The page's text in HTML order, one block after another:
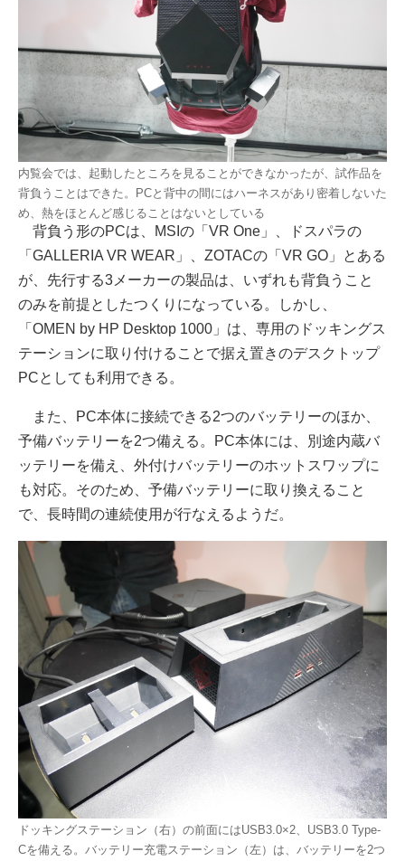
内覧会では、起動したところを見ることができなかったが、試作品を
背負うことはできた。PCと背中の間にはハーネスがあり密着しないた
め、熱をほとんど感じることはないとしている
背負う形のPCは、MSIの「VR One」、ドスパラの
「GALLERIA VR WEAR」、ZOTACの「VR GO」とある
が、先行する3メーカーの製品は、いずれも背負うこと
のみを前提としたつくりになっている。しかし、
「OMEN by HP Desktop 1000」は、専用のドッキングス
テーションに取り付けることで据え置きのデスクトップ
PCとしても利用できる。
また、PC本体に接続できる2つのバッテリーのほか、
予備バッテリーを2つ備える。PC本体には、別途内蔵バ
ッテリーを備え、外付けバッテリーのホットスワップに
も対応。そのため、予備バッテリーに取り換えること
で、長時間の連続使用が行なえるようだ。
ドッキングステーション（右）の前面にはUSB3.0×2、USB3.0 Type-
Cを備える。バッテリー充電ステーション（左）は、バッテリーを2つ